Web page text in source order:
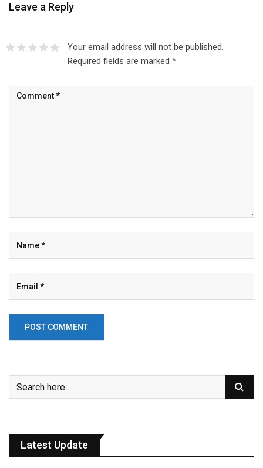
Leave a Reply
Your email address will not be published.
Required fields are marked *
Latest Update